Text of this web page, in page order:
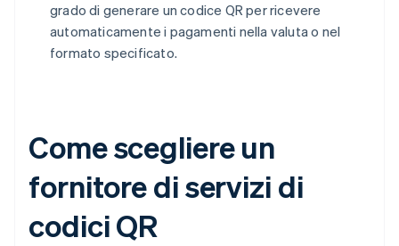
grado di generare un codice QR per ricevere
automaticamente i pagamenti nella valuta o nel
formato specificato.
Come scegliere un
fornitore di servizi di
codici QR